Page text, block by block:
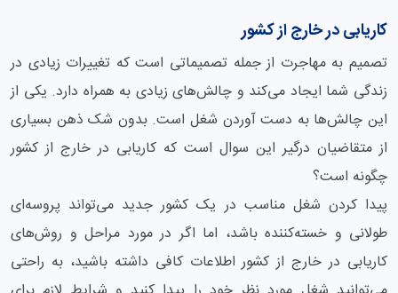
کاریابی در خارج از کشور
تصمیم به مهاجرت از جمله تصمیماتی است که تغییرات زیادی در
زندگی شما ایجاد می‌کند و چالش‌های زیادی به همراه دارد. یکی از
این چالش‌ها به دست آوردن شغل است. بدون شک ذهن بسیاری
از متقاضیان درگیر این سوال است که کاریابی در خارج از کشور
چگونه است؟
پیدا کردن شغل مناسب در یک کشور جدید می‌تواند پروسه‌ای
طولانی و خسته‌کننده باشد، اما اگر در مورد مراحل و روش‌های
کاریابی در خارج از کشور اطلاعات کافی داشته باشید، به راحتی